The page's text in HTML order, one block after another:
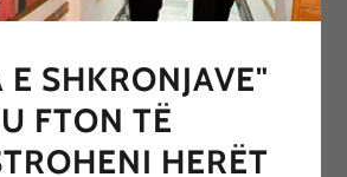
ONTARIO (TORONTO,
SHKRONJAVE"
FTON TË
HERËT